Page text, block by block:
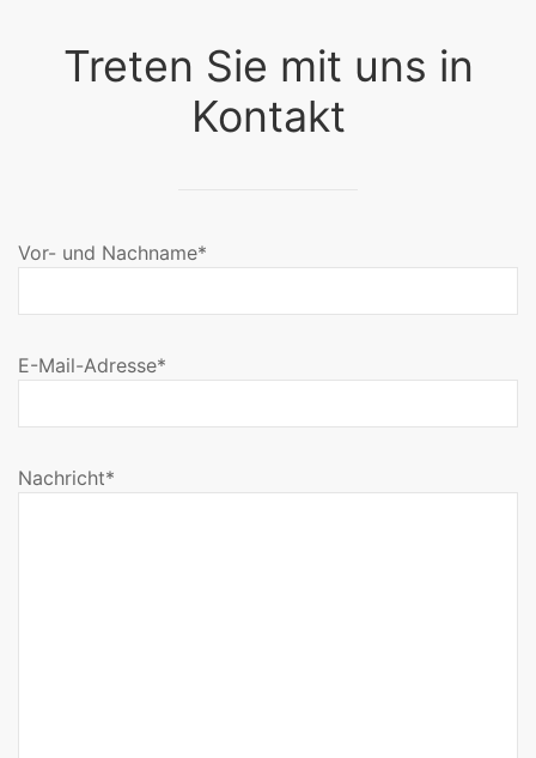
Treten Sie mit uns in
Kontakt
Vor- und Nachname*
E-Mail-Adresse*
Nachricht*